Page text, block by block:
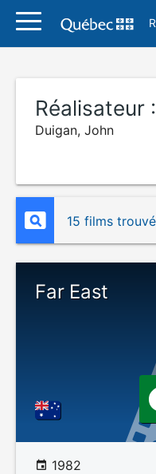
Réalisateur :
Duigan, John
15 films
Far East
1982